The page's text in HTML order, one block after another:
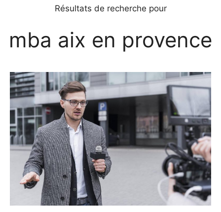
Résultats de recherche pour
mba aix en provence